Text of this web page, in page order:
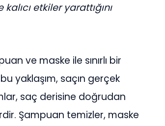
etkiler yarattığını
ve maske ile sınırlı bir
yaklaşım, saçın gerçek
saç derisine doğrudan
Şampuan temizler, maske